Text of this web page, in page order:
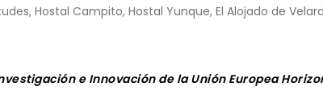
Hostal Campito, Hostal Yunque, El Alojado de
e Innovación de la Unión Europea